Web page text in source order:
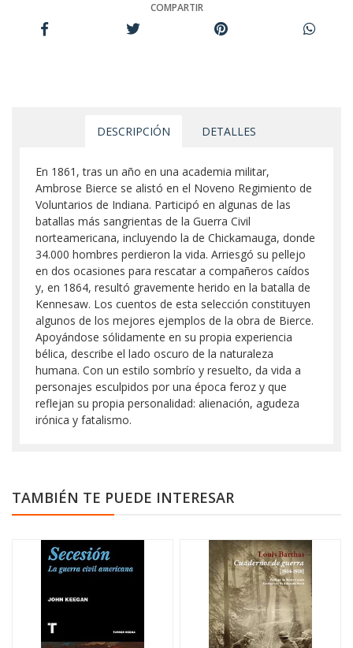
COMPARTIR
DESCRIPCIÓN DETALLES
En 1861, tras un año en una academia militar,
Ambrose Bierce se alistó en el Noveno Regimiento de
Voluntarios de Indiana. Participó en algunas de las
batallas más sangrientas de la Guerra Civil
norteamericana, incluyendo la de Chickamauga, donde
34.000 hombres perdieron la vida. Arriesgó su pellejo
en dos ocasiones para rescatar a compañeros caídos
y, en 1864, resultó gravemente herido en la batalla de
Kennesaw. Los cuentos de esta selección constituyen
algunos de los mejores ejemplos de la obra de Bierce.
Apoyándose sólidamente en su propia experiencia
bélica, describe el lado oscuro de la naturaleza
humana. Con un estilo sombrío y resuelto, da vida a
personajes esculpidos por una época feroz y que
reflejan su propia personalidad: alienación, agudeza
irónica y fatalismo.
TAMBIÉN TE PUEDE INTERESAR